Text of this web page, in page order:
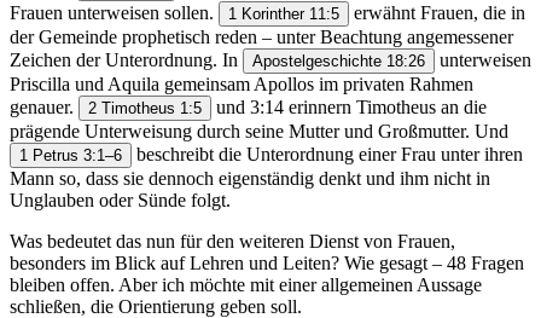
Frauen unterweisen sollen.
1 Korinther 11:5
erwähnt Frauen, die in
der Gemeinde prophetisch reden – unter Beachtung angemessener
Zeichen der Unterordnung. In
Apostelgeschichte 18:26
unterweisen
Priscilla und Aquila gemeinsam Apollos im privaten Rahmen
genauer.
2 Timotheus 1:5
und 3:14 erinnern Timotheus an die
prägende Unterweisung durch seine Mutter und Großmutter. Und
1 Petrus 3:1–6
beschreibt die Unterordnung einer Frau unter ihren
Mann so, dass sie dennoch eigenständig denkt und ihm nicht in
Unglauben oder Sünde folgt.
Was bedeutet das nun für den weiteren Dienst von Frauen,
besonders im Blick auf Lehren und Leiten? Wie gesagt – 48 Fragen
bleiben offen. Aber ich möchte mit einer allgemeinen Aussage
schließen, die Orientierung geben soll.